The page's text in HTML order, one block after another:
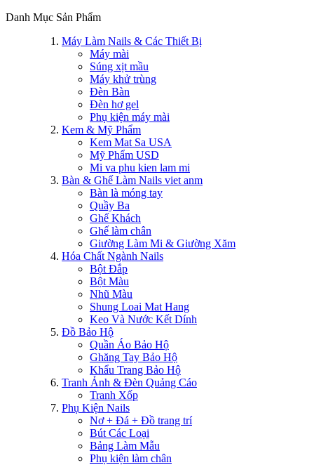
Danh Mục Sản Phẩm
Máy Làm Nails & Các Thiết Bị
Máy mài
Súng xịt mầu
Máy khử trùng
Đèn Bàn
Đèn hơ gel
Phụ kiện máy mài
Kem & Mỹ Phẩm
Kem Mat Sa USA
Mỹ Phẩm USD
Mi va phu kien lam mi
Bàn & Ghế Làm Nails viet anm
Bàn là móng tay
Quầy Ba
Ghế Khách
Ghế làm chân
Giường Làm Mi & Giường Xăm
Hóa Chất Ngành Nails
Bột Đắp
Bột Màu
Nhũ Màu
Shung Loai Mat Hang
Keo Và Nước Kết Dính
Đồ Bảo Hộ
Quần Áo Bảo Hộ
Ghăng Tay Bảo Hộ
Khẩu Trang Bảo Hộ
Tranh Ảnh & Đèn Quảng Cáo
Tranh Xốp
Phụ Kiện Nails
Nơ + Đá + Đồ trang trí
Bút Các Loại
Bảng Làm Mẫu
Phụ kiện làm chân